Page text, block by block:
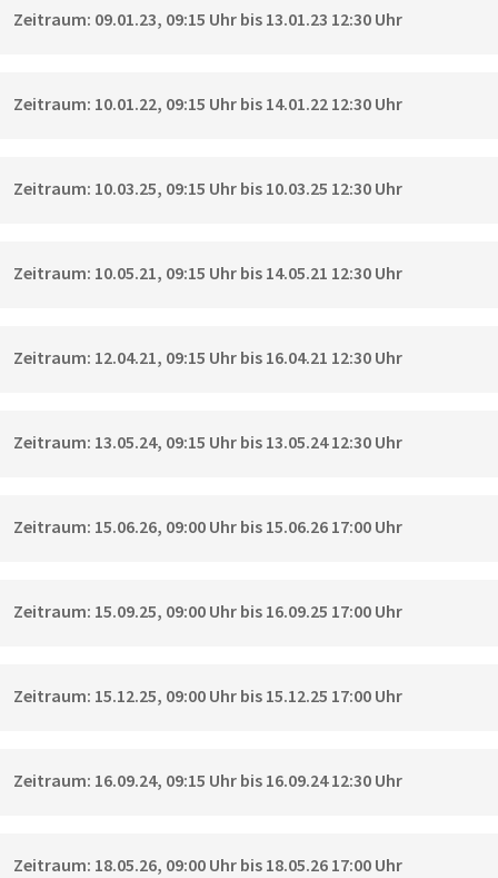
Zeitraum: 09.01.23, 09:15 Uhr bis 13.01.23 12:30 Uhr
Zeitraum: 10.01.22, 09:15 Uhr bis 14.01.22 12:30 Uhr
Zeitraum: 10.03.25, 09:15 Uhr bis 10.03.25 12:30 Uhr
Zeitraum: 10.05.21, 09:15 Uhr bis 14.05.21 12:30 Uhr
Zeitraum: 12.04.21, 09:15 Uhr bis 16.04.21 12:30 Uhr
Zeitraum: 13.05.24, 09:15 Uhr bis 13.05.24 12:30 Uhr
Zeitraum: 15.06.26, 09:00 Uhr bis 15.06.26 17:00 Uhr
Zeitraum: 15.09.25, 09:00 Uhr bis 16.09.25 17:00 Uhr
Zeitraum: 15.12.25, 09:00 Uhr bis 15.12.25 17:00 Uhr
Zeitraum: 16.09.24, 09:15 Uhr bis 16.09.24 12:30 Uhr
Zeitraum: 18.05.26, 09:00 Uhr bis 18.05.26 17:00 Uhr